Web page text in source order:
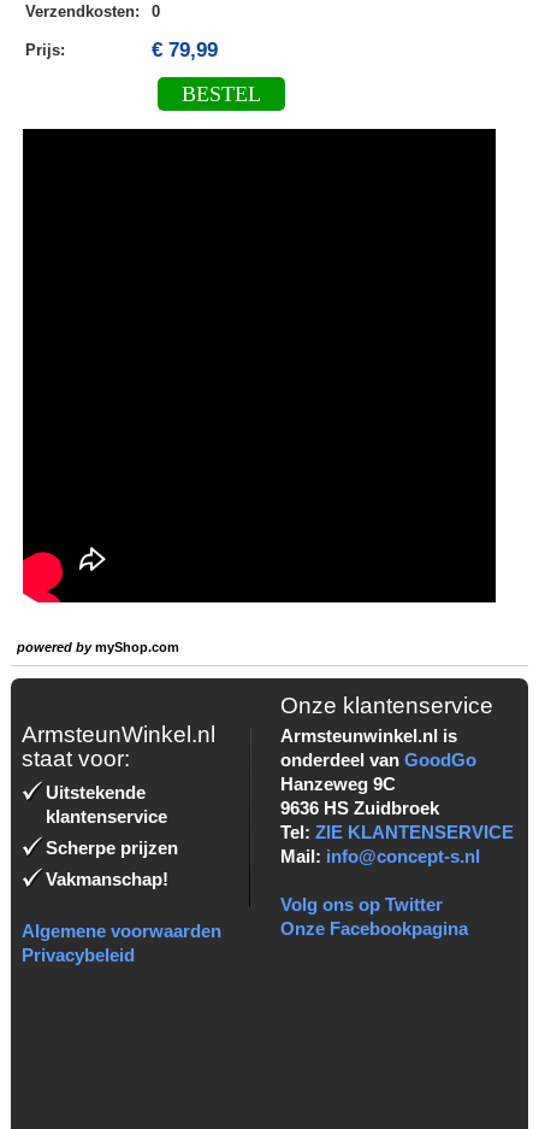
Verzendkosten: 0
Prijs: € 79,99
BESTEL
powered bymyShop.com
ArmsteunWinkel.nl
staat voor:
Uitstekende
klantenservice
Scherpe prijzen
Vakmanschap!
Algemene voorwaarden
Privacybeleid
Onze klantenservice
Armsteunwinkel.nl is
onderdeel van GoodGo
Hanzeweg 9C
9636 HS Zuidbroek
Tel: ZIE KLANTENSERVICE
Mail: info@concept-s.nl
Volg ons op Twitter
Onze Facebookpagina